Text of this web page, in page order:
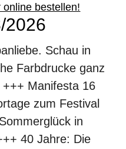
bestellen!
2026
Schau in
Farbdrucke ganz
Manifesta 16
zum Festival
in
40 Jahre: Die